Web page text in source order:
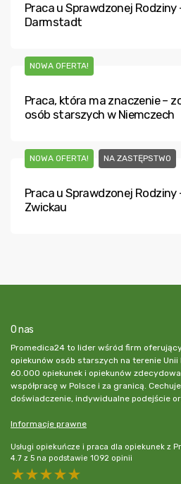
Praca u Sprawdzonej
Darmstadt
NOWA OFERTA!
Praca, która ma znaczenie –
osób starszych w Niemczech
NOWA OFERTA! NA ZASTĘPSTWO
Praca u Sprawdzonej
Zwickau
O nas
Promedica24 to lider wśród firm
opiekunów osób starszych na terenie Unii
60.000 opiekunek i opiekunów
współpracę w Polsce i za granicą.
doświadczenie, indywidualne podejście
Informacje prawne
Usługi opiekuńcze i praca dla opiekunek z
4.7 z 5 na podstawie 1092 opinii
5 stars
4 stars
3 stars
2 stars